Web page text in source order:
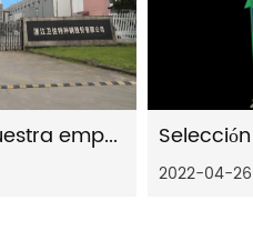
Introducción de nuestra empresa
2022-04-